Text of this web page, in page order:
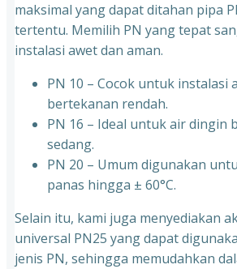
maksimal yang dapat ditahan pipa
tertentu. Memilih PN yang tepat
instalasi awet dan aman.
PN 10 – Cocok untuk instalasi
bertekanan rendah.
⁠PN 16 – Ideal untuk air dingin
sedang.
⁠PN 20 – Umum digunakan
panas hingga ± 60°C.
Selain itu, kami juga menyediakan
universal PN25 yang dapat
jenis PN, sehingga memudahkan